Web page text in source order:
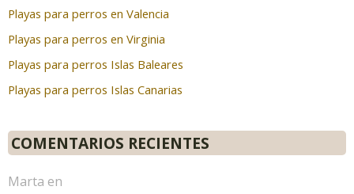
Playas para perros en Valencia
Playas para perros en Virginia
Playas para perros Islas Baleares
Playas para perros Islas Canarias
COMENTARIOS RECIENTES
Marta en